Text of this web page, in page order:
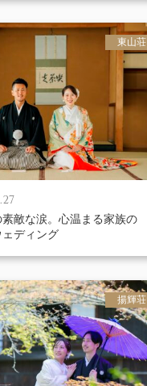
素敵な涙。心温まる家族の
ディング
東山荘
揚輝荘